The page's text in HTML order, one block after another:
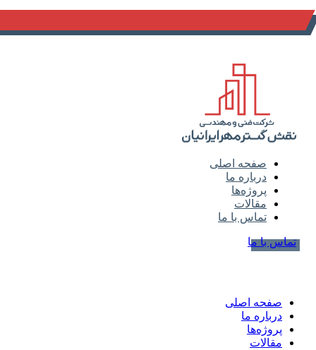
صفحه اصلی
درباره ما
پروژه‌ها
مقالات
تماس با ما
تماس با ما
صفحه اصلی
درباره ما
پروژه‌ها
مقالات